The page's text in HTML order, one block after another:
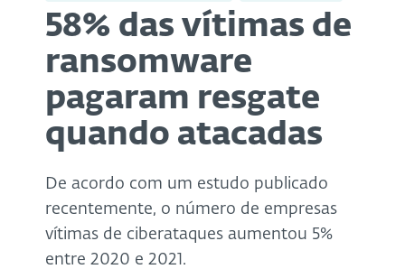
58% das vítimas de
ransomware
pagaram resgate
quando atacadas
De acordo com um estudo publicado
recentemente, o número de empresas
vítimas de ciberataques aumentou 5%
entre 2020 e 2021.